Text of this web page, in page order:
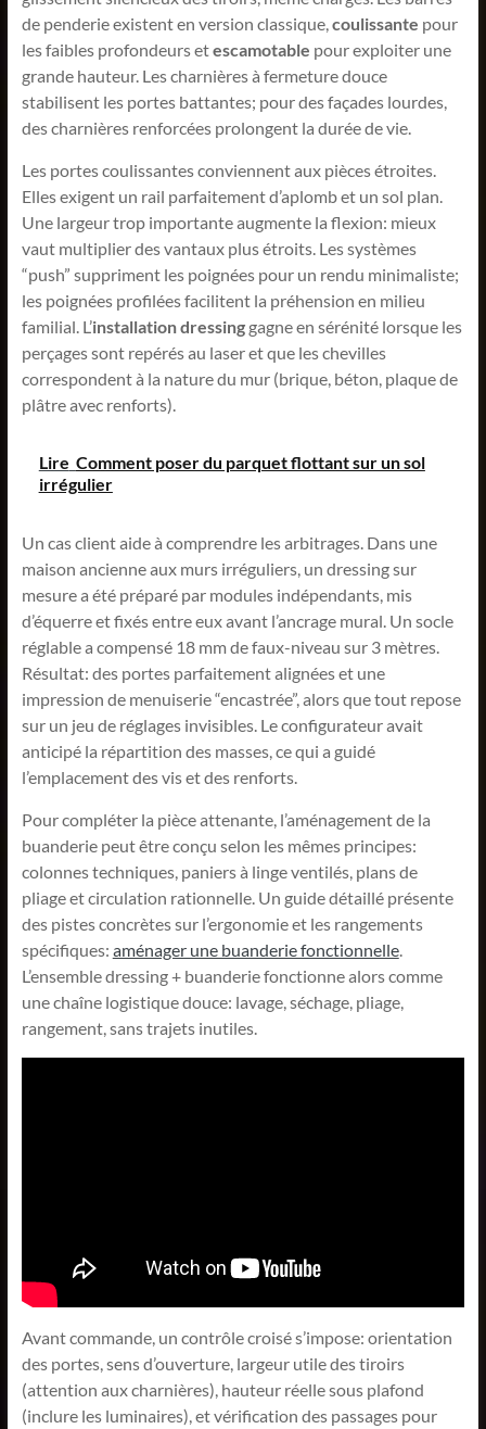
de penderie existent en version classique,coulissante pour
les faibles profondeurs etescamotable pour exploiter une
grande hauteur. Les charnières à fermeture douce
stabilisent les portes battantes; pour des façades lourdes,
des charnières renforcées prolongent la durée de vie.
Les portes coulissantes conviennent aux pièces étroites.
Elles exigent un rail parfaitement d’aplomb et un sol plan.
Une largeur trop importante augmente la flexion: mieux
vaut multiplier des vantaux plus étroits. Les systèmes
“push” suppriment les poignées pour un rendu minimaliste;
les poignées profilées facilitent la préhension en milieu
familial. L’installation dressinggagne en sérénité lorsque les
perçages sont repérés au laser et que les chevilles
correspondent à la nature du mur (brique, béton, plaque de
plâtre avec renforts).
Lire Comment poser du parquet flottant sur un sol
irrégulier
Un cas client aide à comprendre les arbitrages. Dans une
maison ancienne aux murs irréguliers, un dressing sur
mesure a été préparé par modules indépendants, mis
d’équerre et fixés entre eux avant l’ancrage mural. Un socle
réglable a compensé 18 mm de faux-niveau sur 3 mètres.
Résultat: des portes parfaitement alignées et une
impression de menuiserie “encastrée”, alors que tout repose
sur un jeu de réglages invisibles. Le configurateur avait
anticipé la répartition des masses, ce qui a guidé
l’emplacement des vis et des renforts.
Pour compléter la pièce attenante, l’aménagement de la
buanderie peut être conçu selon les mêmes principes:
colonnes techniques, paniers à linge ventilés, plans de
pliage et circulation rationnelle. Un guide détaillé présente
des pistes concrètes sur l’ergonomie et les rangements
spécifiques: aménager une buanderie fonctionnelle.
L’ensemble dressing + buanderie fonctionne alors comme
une chaîne logistique douce: lavage, séchage, pliage,
rangement, sans trajets inutiles.
Avant commande, un contrôle croisé s’impose: orientation
des portes, sens d’ouverture, largeur utile des tiroirs
(attention aux charnières), hauteur réelle sous plafond
(inclure les luminaires), et vérification des passages pour